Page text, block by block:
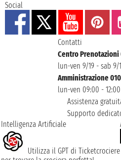
Social
Contatti
Centro Prenotazioni
lun-ven 9/19 - sab 9/
Amministrazione
lun-ven 09:00 -
Assistenza
Supporto
Intelligenza Artificiale
Utilizza il GPT di Ticketcrociere